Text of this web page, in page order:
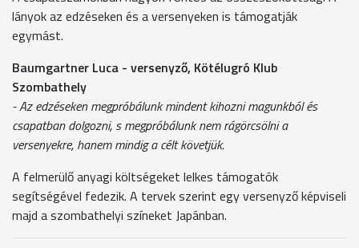
lányok az edzéseken és a versenyeken is támogatják
egymást.
Baumgartner Luca - versenyző, Kötélugró Klub
Szombathely
- Az edzéseken megpróbálunk mindent kihozni magunkból és
csapatban dolgozni, s megpróbálunk nem rágörcsölni a
versenyekre, hanem mindig a célt követjük.
A felmerülő anyagi költségeket lelkes támogatók
segítségével fedezik. A tervek szerint egy versenyző képviseli
majd a szombathelyi színeket Japánban.